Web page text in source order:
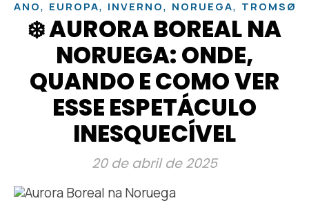
ANO, EUROPA, INVERNO, NORUEGA, TROMSØ
❄️ AURORA BOREAL NA
NORUEGA: ONDE,
QUANDO E COMO VER
ESSE ESPETÁCULO
INESQUECÍVEL
20 de abril de 2025